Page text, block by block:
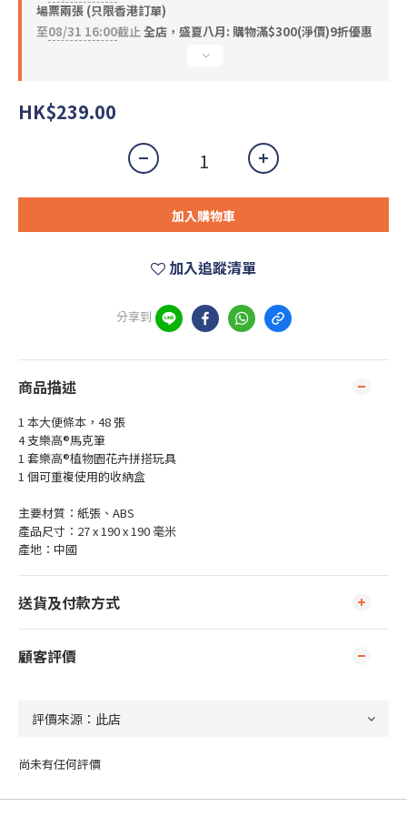
場票兩張 (只限香港訂單)
至08/31 16:00截止全店，盛夏八月: 購物滿$300(淨價)9折優惠
HK$239.00
加入購物車
加入追蹤清單
分享到
商品描述
1 本大便條本，48 張
4 支樂高®馬克筆
1 套樂高®植物園花卉拼搭玩具
1 個可重複使用的收納盒
主要材質：紙張、ABS
產品尺寸：27 x 190 x 190 毫米
產地：中國
送貨及付款方式
顧客評價
尚未有任何評價